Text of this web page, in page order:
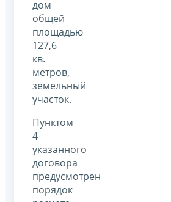
дом
общей
площадью
127,6
кв.
метров,
земельный
участок.
Пунктом
4
указанного
договора
предусмотрен
порядок